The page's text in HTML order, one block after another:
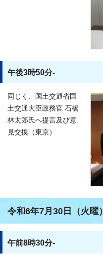
午後3時50分-
同じく、国土交通省国
土交通大臣政務官 石橋
林太郎氏へ提言及び意
見交換（東京）
令和6年7月30日（火曜）
午前8時30分-